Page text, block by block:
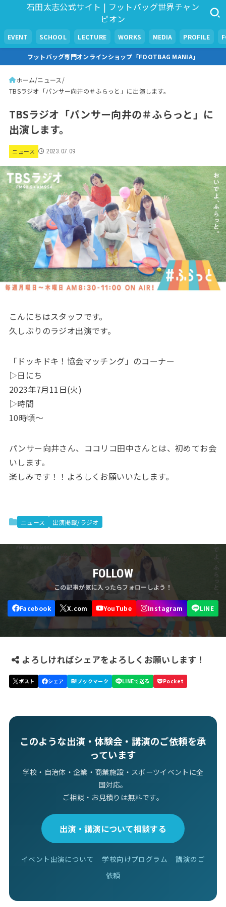
石田太志公式サイト | フットバッグ世界チャン
ピオン
EVENT SCHOOL LECTURE WORKS MEDIA PROFILE
フットバッグ専門オンラインショップ「FOOTBAG MANIA」
ホーム ニュース
TBSラジオ「パンサー向井の＃ふらっと」に出演します。
TBSラジオ「パンサー向井の＃ふらっと」に
出演します。
ニュース 2023.07.09
こんにちはスタッフです。
久しぶりのラジオ出演です。
「ドッキドキ！協会マッチング」のコーナー
▷日にち
2023年7月11日(火)
▷時間
10時頃〜
パンサー向井さん、ココリコ田中さんとは、初めてお会
いします。
楽しみです！！よろしくお願いいたします。
ニュース 出演掲載/ラジオ
FOLLOW
よろしければシェアをよろしくお願いします！
このような出演・体験会・講演のご依頼を承
っています
学校・自治体・企業・商業施設・スポーツイベントに全
国対応。
ご相談・お見積りは無料です。
出演・講演について相談する
イベント出演について 学校向けプログラム
講演のご
依頼